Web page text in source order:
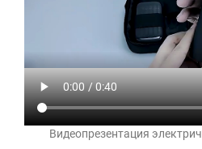
Видеопрезентация